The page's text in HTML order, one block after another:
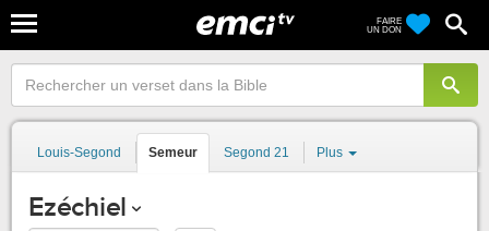
FAIRE
UN DON
Louis-Segond Semeur Segond 21 Plus
Ezéchiel